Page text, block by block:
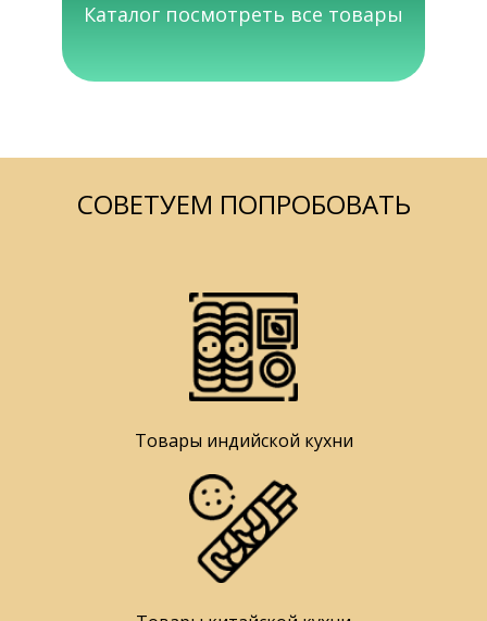
Каталог посмотреть все товары
СОВЕТУЕМ ПОПРОБОВАТЬ
Товары индийской кухни